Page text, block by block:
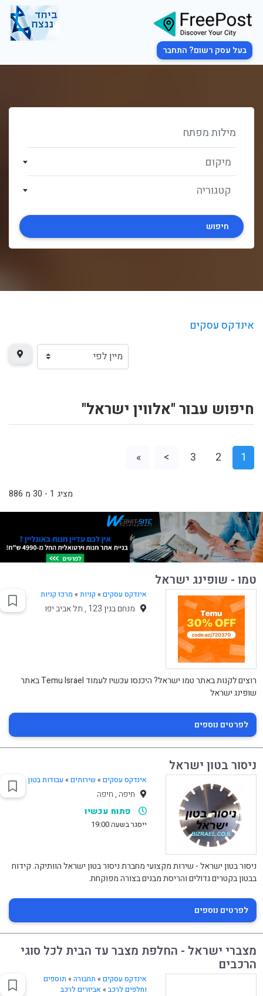
בעל עסק רשום? התחבר
מיקום
קטגוריה
חיפוש
אינדקס עסקים
חיפוש עבור "אלווין ישראל"
1
2
3
>
»
מציג 1 - 30 מ 886
טמו - שופינג ישראל
אינדקס עסקים » קניות» מרכז קניות
מנחם בגין 123 , תל אביב יפו
רוצים לקנות באתר טמו ישראל? היכנסו עכשיו לעמוד Temu Israel באתר
שופינג ישראל
לפרטים נוספים
ניסור בטון ישראל
אינדקס עסקים » שירותים» עבודות בטון
חיפה , חיפה
פתוח עכשיו
ייסגר בשעה 19:00
ניסור בטון ישראל - שירות מקצועי מחברת ניסור בטון ישראל הוותיקה. קידוח
בבטון בקטרים גדולים והריסת מבנים בצורה מפוקחת.
לפרטים נוספים
מצברי ישראל - החלפת מצבר עד הבית לכל סוגי
הרכבים
אינדקס עסקים » תחבורה» תוספים
וחלפים לרכב» אביזרים לרכב